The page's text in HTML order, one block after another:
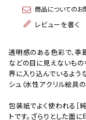
商品についてのお
レビューを書く
透明感のある色彩で、季
などの目に見えないも
界に入り込んでいるよう
シュ（水性アクリル絵具
包装紙でよく使われる［
トです。ざらりとした面